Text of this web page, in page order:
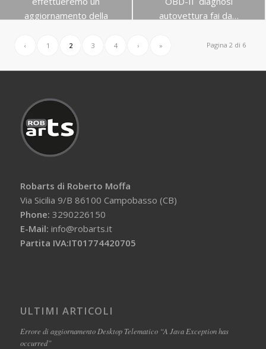
aggiornamento della
17 Agosto 2016
autovettura fai da…
Pagina 2 di 6
‹ 1 2 3 4 › »
Robarts di Roberto Moffa
Via Sicilia 9/B 86100 Campobasso (CB)
Phone: 3290226150
E-Mail: info@robarts.it
Partita IVA:IT01774420705
ULTIMI ARTICOLI
Errore di aggiornamento Desktop Telematico “A Java Exception has
occurred”